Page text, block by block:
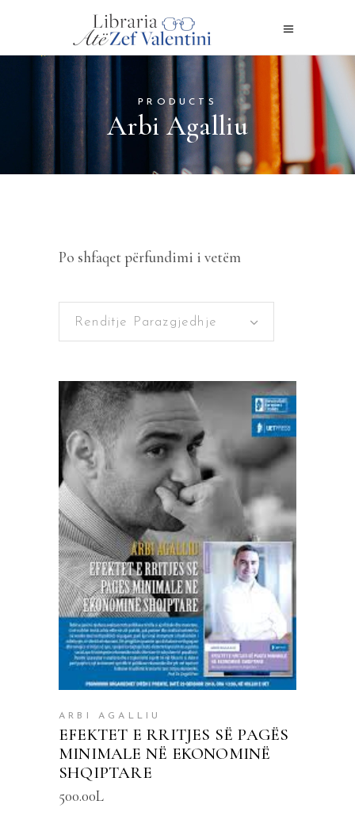
PRODUCTS
Arbi Agalliu
Po shfaqet përfundimi i vetëm
Renditje Parazgjedhje
SHTOJE NË SHPORTË
ARBI AGALLIU
EFEKTET E RRITJES SË PAGËS
MINIMALE NË EKONOMINË
SHQIPTARE
500.00L